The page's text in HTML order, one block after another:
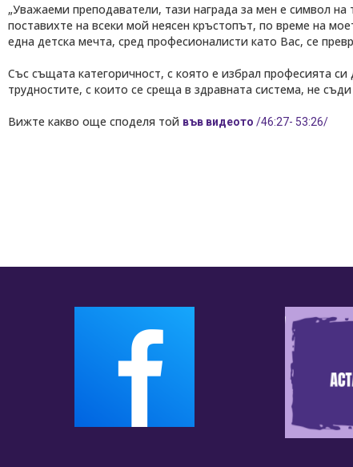
„Уважаеми преподаватели, тази награда за мен е символ
поставихте на всеки мой неясен кръстопът, по време на
една детска мечта, сред професионалисти като Вас, се
Със същата категоричност, с която е избрал професията
трудностите, с които се среща в здравната система, не
Вижте какво още споделя той във видеото /46:27- 53:26/